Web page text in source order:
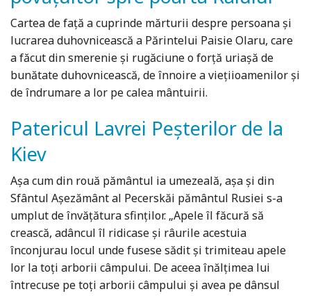
Cartea de față a cuprinde mărturii despre persoana și
lucrarea duhovnicească a Părintelui Paisie Olaru, care
a făcut din smerenie și rugăciune o forță uriașă de
bunătate duhovnicească, de înnoire a viețiioamenilor și
de îndrumare a lor pe calea mântuirii.
Patericul Lavrei Peșterilor de la
Kiev
Aşa cum din rouă pământul ia umezeală, aşa şi din
Sfântul Aşezământ al Pecerskăi pământul Rusiei s-a
umplut de învăţătura sfinţilor. „Apele îl făcură să
crească, adâncul îl ridicase şi râurile acestuia
înconjurau locul unde fusese sădit şi trimiteau apele
lor la toţi arborii câmpului. De aceea înălţimea lui
întrecuse pe toţi arborii câmpului şi avea pe dânsul